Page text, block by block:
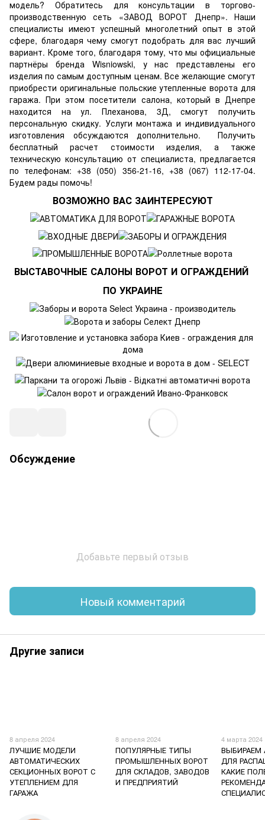
модель? Обратитесь для консультации в торгово-
производственную сеть «ЗАВОД ВОРОТ Днепр». Наши
специалисты имеют успешный многолетний опыт в этой
сфере, благодаря чему смогут подобрать для вас лучший
вариант. Кроме того, благодаря тому, что мы официальные
партнёры бренда Wisniowski, у нас представлены его
изделия по самым доступным ценам. Все желающие смогут
приобрести оригинальные польские утепленные ворота для
гаража. При этом посетители салона, который в Днепре
находится на ул. Плеханова, 3Д, смогут получить
персональную скидку. Услуги монтажа и индивидуального
изготовления обсуждаются дополнительно. Получить
бесплатный расчет стоимости изделия, а также
техническую консультацию от специалиста, предлагается
по телефонам: +38 (050) 356-21-16, +38 (067) 112-17-04.
Будем рады помочь!
ВОЗМОЖНО ВАС ЗАИНТЕРЕСУЮТ
ВЫСТАВОЧНЫЕ САЛОНЫ ВОРОТ И ОГРАЖДЕНИЙ
ПО УКРАИНЕ
Обсуждение
Добавьте первый отзыв
Новый комментарий
Другие записи
8 апреля 2024
ЛУЧШИЕ МОДЕЛИ
АВТОМАТИЧЕСКИХ
СЕКЦИОННЫХ ВОРОТ С
УТЕПЛЕНИЕМ ДЛЯ
ГАРАЖА
8 апреля 2024
ПОПУЛЯРНЫЕ ТИПЫ
ПРОМЫШЛЕННЫХ ВОРОТ
ДЛЯ СКЛАДОВ, ЗАВОДОВ
И ПРЕДПРИЯТИЙ
4 марта 2024
ВЫБИРАЕМ
ДЛЯ
КАКИЕ